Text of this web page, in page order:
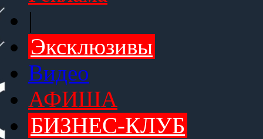
|
Эксклюзивы
Видео
АФИША
БИЗНЕС-КЛУБ